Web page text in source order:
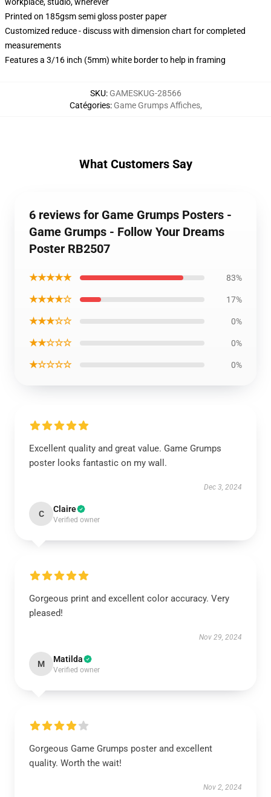
Printed on 185gsm semi gloss poster paper
Customized reduce - discuss with dimension chart for completed
measurements
Features a 3/16 inch (5mm) white border to help in framing
SKU: GAMESKUG-28566
Catégories: Game Grumps Affiches,
What Customers Say
6 reviews for Game Grumps Posters -
Game Grumps - Follow Your Dreams
Poster RB2507
★★★★★ 83%
★★★★☆ 17%
★★★☆☆ 0%
★★☆☆☆ 0%
★☆☆☆☆ 0%
Excellent quality and great value. Game Grumps
poster looks fantastic on my wall.
Dec 3, 2024
C Claire
Verified owner
Gorgeous print and excellent color accuracy. Very
pleased!
Nov 29, 2024
M Matilda
Verified owner
Gorgeous Game Grumps poster and excellent
quality. Worth the wait!
Nov 2, 2024